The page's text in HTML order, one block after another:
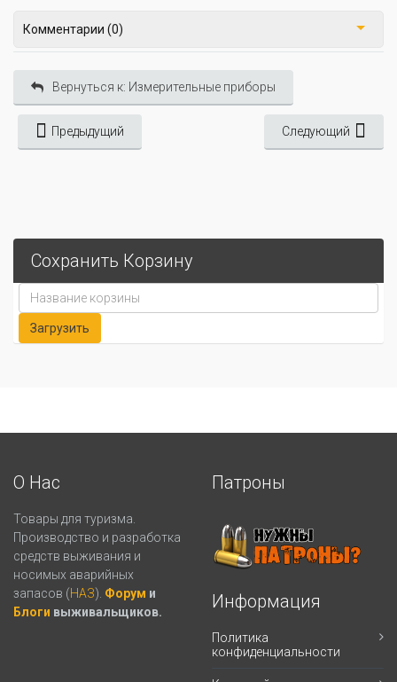
Комментарии (0)
Вернуться к: Измерительные приборы
Предыдущий Следующий
Сохранить Корзину
О Нас
Товары для туризма.
Производство и разработка
средств выживания и
носимых аварийных
запасов (НАЗ). Форум и
Блоги выживальщиков.
Патроны
Информация
Политика
конфиденциальности